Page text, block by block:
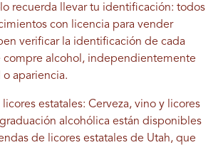
recuerda llevar tu identificación: todos
con licencia para vender
verificar la identificación de cada
compre alcohol, independientemente
apariencia.
licores estatales: Cerveza, vino y licores
alcohólica están disponibles
de licores estatales de Utah, que